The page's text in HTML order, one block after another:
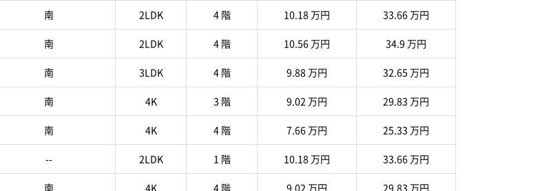
南 2LDK 4 階 10.18 万円
33.66 万円
南 2LDK 4 階 10.56 万円
34.9 万円
南 3LDK 4 階 9.88 万円
32.65 万円
南 4K 3 階 9.02 万円
29.83 万円
南 4K 4 階 7.66 万円
25.33 万円
-- 2LDK 1 階 10.18 万円
33.66 万円
南 4K 4 階 9.02 万円
29.83 万円